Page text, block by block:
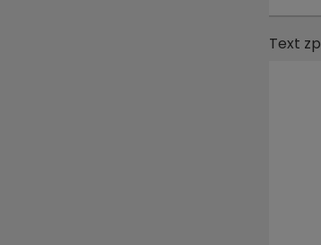
Text